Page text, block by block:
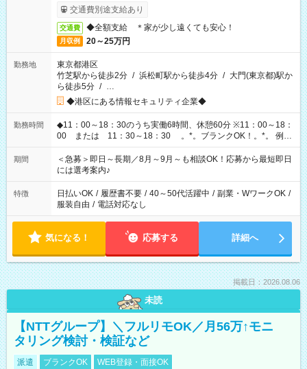
交通費別途支給あり
交通費 ◆全額支給 ＊家が少し遠くても安心！
月収例 20～25万円
勤務地
東京都港区
竹芝駅から徒歩2分 / 浜松町駅から徒歩4分 / 大門(東京都)駅か
ら徒歩5分 / …
◆港区にある情報セキュリティ企業◆
勤務時間
◆11：00～18：30のうち実働6時間、休憩60分 ※11：00～18：
00 または 11：30～18：30 。*。ブランクOK！。*。 例え
ば前職が、 在宅/財団法人/事務/コールセンター/受付/販売/カフェ
スタッフ スイーツ販売/ホテルフロント/化粧品販売/など 様々な
業界から入社して活躍されています♪
期間
＜急募＞即日～長期／8月～9月～も相談OK！応募から最短即日
には選考案内♪
特徴 日払いOK / 履歴書不要 / 40～50代活躍中 / 副業・WワークOK /
服装自由 / 電話対応なし
気になる！ 応募する 詳細へ
掲載日：2026.08.06
未読
【NTTグループ】＼フルリモOK／月56万↑モニ
タリング検討・検証など
派遣 ブランクOK WEB登録・面接OK